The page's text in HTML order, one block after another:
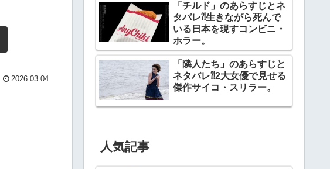
2026.03.04
「チルド」のあらすじとネ
タバレ⁈生きながら死んで
いる日本を現すコンビニ・
ホラー。
「隣人たち」のあらすじと
ネタバレ⁈2大女優で見せる
傑作サイコ・スリラー。
人気記事